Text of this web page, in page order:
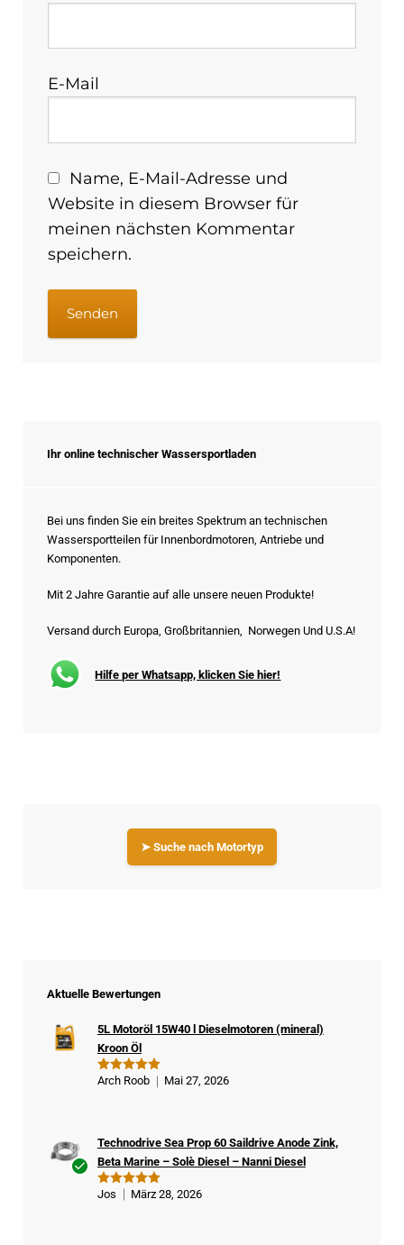
E-Mail
Name, E-Mail-Adresse und
Website in diesem Browser für
meinen nächsten Kommentar
speichern.
Ihr online technischer Wassersportladen
Bei uns finden Sie ein breites Spektrum an technischen
Wassersportteilen für Innenbordmotoren, Antriebe und
Komponenten.
Mit 2 Jahre Garantie auf alle unsere neuen Produkte!
Versand durch Europa, Großbritannien, Norwegen Und U.S.A!
Hilfe per Whatsapp, klicken Sie hier!
➤ Suche nach Motortyp
Aktuelle Bewertungen
Bewertet
5L Motoröl 15W40 l Dieselmotoren (mineral)
Kroon Öl
Arch Roob Mai 27, 2026
Bewertet
Technodrive Sea Prop 60 Saildrive Anode Zink,
Beta Marine – Solè Diesel – Nanni Diesel
Jos März 28, 2026